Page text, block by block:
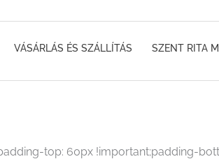
VÁSÁRLÁS ÉS SZÁLLÍTÁS SZENT RITA
top: 60px !important;padding-